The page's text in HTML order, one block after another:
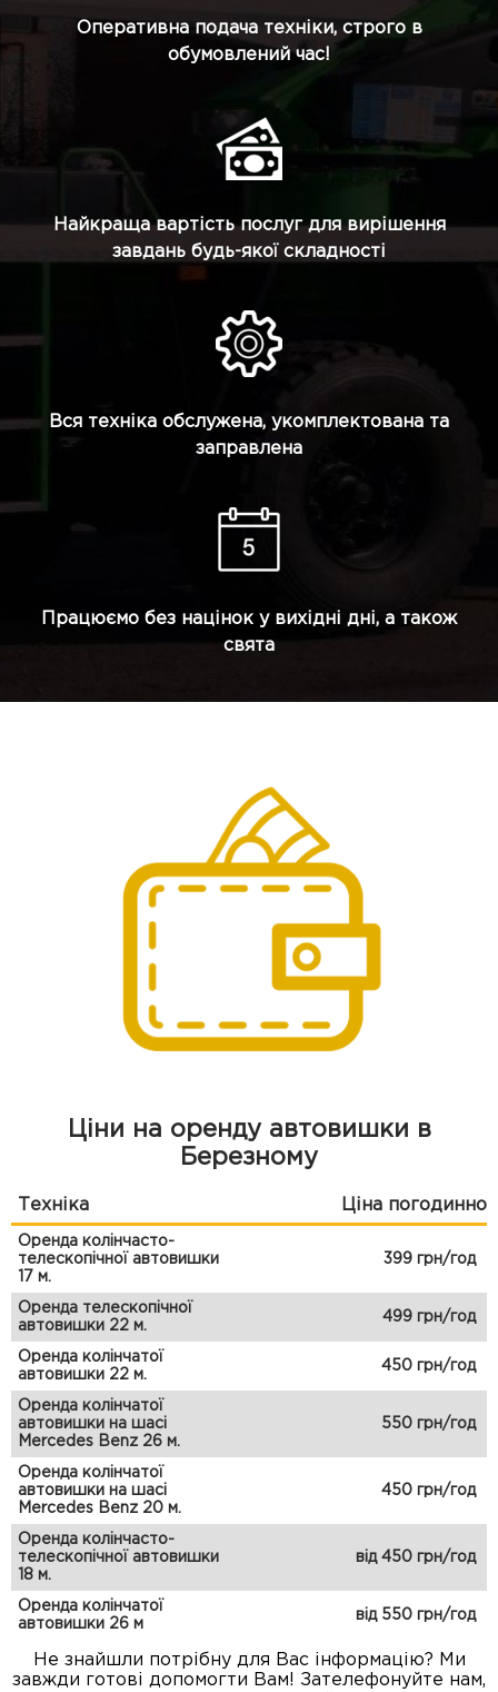
Оперативна подача техніки, строго в
обумовлений час!
Найкраща вартість послуг для вирішення
завдань будь-якої складності
Вся техніка обслужена, укомплектована та
заправлена
Працюємо без націнок у вихідні дні, а також
свята
Ціни на оренду автовишки в
Березному
Техніка Ціна погодинно
Оренда колінчасто-
телескопічної автовишки
17 м.
399 грн/год
Оренда телескопічної
автовишки 22 м.
499 грн/год
Оренда колінчатої
автовишки 22 м.
450 грн/год
Оренда колінчатої
автовишки на шасі
Mercedes Benz 26 м.
550 грн/год
Оренда колінчатої
автовишки на шасі
Mercedes Benz 20 м.
450 грн/год
Оренда колінчасто-
телескопічної автовишки
18 м.
від 450 грн/год
Оренда колінчатої
автовишки 26 м
від 550 грн/год
Не знайшли потрібну для Вас інформацію? Ми
завжди готові допомогти Вам! Зателефонуйте нам,